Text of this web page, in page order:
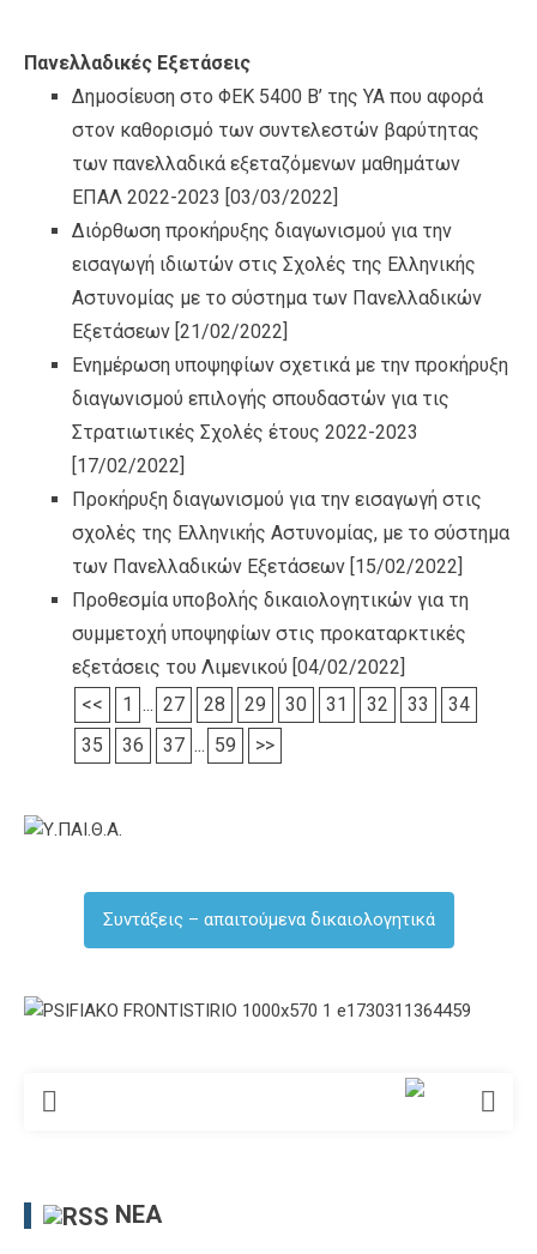
Πανελλαδικές Εξετάσεις
Δημοσίευση στο ΦΕΚ 5400 Β’ της ΥΑ που αφορά
στον καθορισμό των συντελεστών βαρύτητας
των πανελλαδικά εξεταζόμενων μαθημάτων
ΕΠΑΛ 2022-2023 [03/03/2022]
Διόρθωση προκήρυξης διαγωνισμού για την
εισαγωγή ιδιωτών στις Σχολές της Ελληνικής
Αστυνομίας με το σύστημα των Πανελλαδικών
Εξετάσεων [21/02/2022]
Ενημέρωση υποψηφίων σχετικά με την προκήρυξη
διαγωνισμού επιλογής σπουδαστών για τις
Στρατιωτικές Σχολές έτους 2022-2023
[17/02/2022]
Προκήρυξη διαγωνισμού για την εισαγωγή στις
σχολές της Ελληνικής Αστυνομίας, με το σύστημα
των Πανελλαδικών Εξετάσεων [15/02/2022]
Προθεσμία υποβολής δικαιολογητικών για τη
συμμετοχή υποψηφίων στις προκαταρκτικές
εξετάσεις του Λιμενικού [04/02/2022]
<<
1 ... 27 28 29 30 31 32 33
34
35
36 37 ... 59 >>
Συντάξεις – απαιτούμενα δικαιολογητικά
ΝΈΑ